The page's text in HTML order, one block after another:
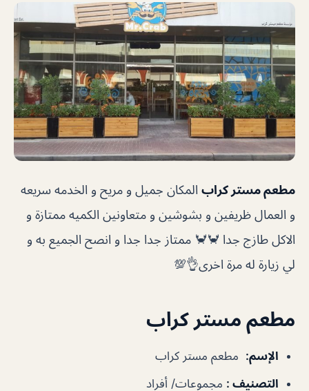
مطعم مستر كراب المكان جميل و مريح و الخدمه سريعه
و العمال ظريفين و بشوشين و متعاونين الكميه ممتازة و
الاكل طازج جدا 🦀🦀 ممتاز جدا جدا و انصح الجميع به و
لي زيارة له مرة اخرى👌💯
مطعم مستر كراب
الإسم: مطعم مستر كراب
التصنيف : مجموعات/ أفراد